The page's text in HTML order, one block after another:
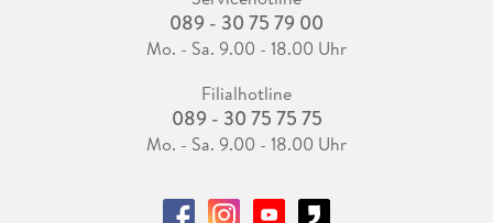
089 - 30 75 79 00
Mo. - Sa. 9.00 - 18.00 Uhr
Filialhotline
089 - 30 75 75 75
Mo. - Sa. 9.00 - 18.00 Uhr